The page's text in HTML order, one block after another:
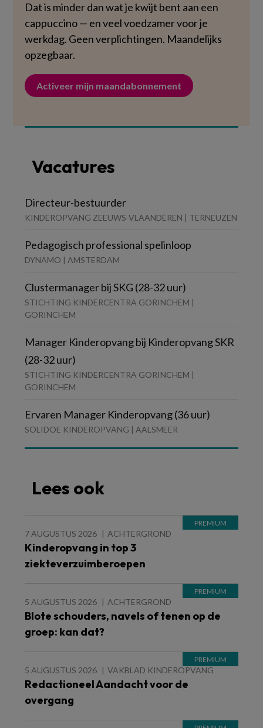
Dat is minder dan wat je kwijt bent aan een
cappuccino — en veel voedzamer voor je
werkdag. Geen verplichtingen. Maandelijks
opzegbaar.
Activeer mijn maandabonnement
Vacatures
Directeur-bestuurder
KINDEROPVANG ZEEUWS-VLAANDEREN | TERNEUZEN
Pedagogisch professional spelinloop
DYNAMO | AMSTERDAM
Clustermanager bij SKG (28-32 uur)
STICHTING KINDERCENTRA GORINCHEM |
GORINCHEM
Manager Kinderopvang bij Kinderopvang SKR
(28-32 uur)
STICHTING KINDERCENTRA GORINCHEM |
GORINCHEM
Ervaren Manager Kinderopvang (36 uur)
SOLIDOE KINDEROPVANG | AALSMEER
Lees ook
7 AUGUSTUS 2026 ACHTERGROND
Kinderopvang in top 3
ziekteverzuimberoepen
5 AUGUSTUS 2026 ACHTERGROND
Blote schouders, navels of tenen op de
groep: kan dat?
5 AUGUSTUS 2026 VAKBLAD KINDEROPVANG
Redactioneel Aandacht voor de
overgang